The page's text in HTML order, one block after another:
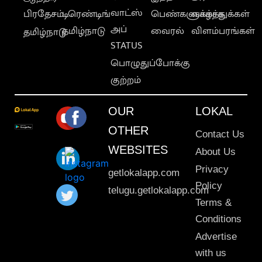
பிரதேசம்
தமிழ்நாடு
டிரெண்டிங்
தமிழ்நாடு
வாட்ஸ்
அப்
STATUS
பொழுதுப்போக்கு
குற்றம்
பெண்களுக்காக
வைரல்
வாழ்த்துக்கள்
விளம்பரங்கள்
OUR
OTHER
WEBSITES
getlokalapp.com
telugu.getlokalapp.com
LOKAL
Contact Us
About Us
Privacy
Policy
Terms &
Conditions
Advertise
with us